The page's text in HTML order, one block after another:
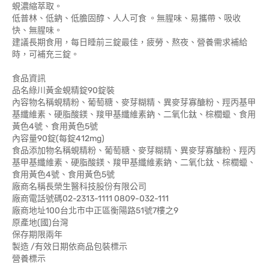
蜆濃縮萃取。
低普林、低鈉、低膽固醇、人人可食 。無腥味、易攜帶、吸收
快、無腥味。
建議長期食用，每日睡前三錠最佳，疲勞、熬夜、營養需求補給
時，可補充三錠。
食品資訊
品名綠川黃金蜆精錠90錠裝
內容物名稱蜆精粉、葡萄糖、麥芽糊精、異麥芽寡醣粉、羥丙基甲
基纖維素、硬脂酸鎂、羧甲基纖維素鈉、二氧化鈦、棕櫚蠟、食用
黃色4號、食用黃色5號
內容量90錠(每錠412mg)
食品添加物名稱蜆精粉、葡萄糖、麥芽糊精、異麥芽寡醣粉、羥丙
基甲基纖維素、硬脂酸鎂、羧甲基纖維素鈉、二氧化鈦、棕櫚蠟、
食用黃色4號、食用黃色5號
廠商名稱長榮生醫科技股份有限公司
廠商電話號碼02-2313-1111 0809-032-111
廠商地址100台北市中正區衡陽路51號7樓之9
原產地(國)台灣
保存期限兩年
製造 /有效日期依商品包裝標示
營養標示